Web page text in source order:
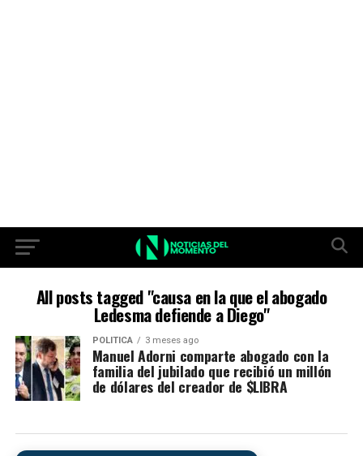
All posts tagged "causa en la que el abogado
Ledesma defiende a Diego"
POLITICA 3 meses ago
Manuel Adorni comparte abogado con la
familia del jubilado que recibió un millón
de dólares del creador de $LIBRA